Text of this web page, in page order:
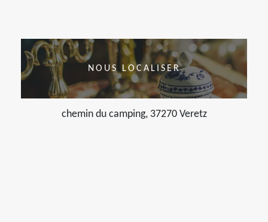
NOUS LOCALISER
chemin du camping, 37270 Veretz